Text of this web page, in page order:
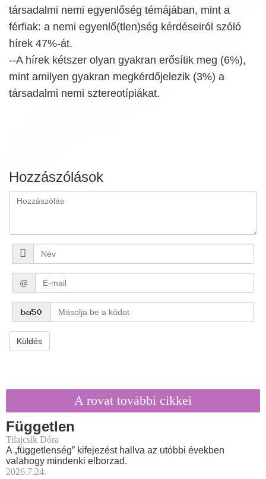
társadalmi nemi egyenlőség témájában, mint a
férfiak: a nemi egyenlő(tlen)ség kérdéseiról szóló
hírek 47%-át.
--A hírek kétszer olyan gyakran erősítik meg (6%),
mint amilyen gyakran megkérdőjelezik (3%) a
társadalmi nemi sztereotípiákat.
Hozzászólások
@
Küldés
A rovat további cikkei
Független
Tilajcsík Dóra
A „függetlenség” kifejezést hallva az utóbbi években
valahogy mindenki elborzad.
2026.7.24.